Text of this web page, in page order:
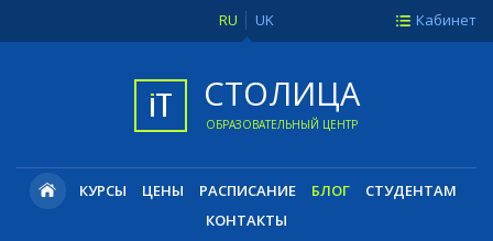
RU UK Кабинет
СТОЛИЦА
ОБРАЗОВАТЕЛЬНЫЙ ЦЕНТР
КУРСЫ ЦЕНЫ РАСПИСАНИЕ БЛОГ
СТУДЕНТАМ
КОНТАКТЫ